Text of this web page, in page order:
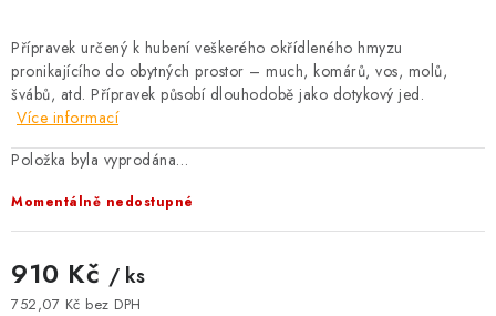
ZNAČKY
Slevy Naše prodejna
Detail objednávky
Velkoobchod
Podmínky ochrany osobních údajů
Přípravek určený k hubení veškerého okřídleného hmyzu
pronikajícího do obytných prostor – much, komárů, vos, molů,
švábů, atd. Přípravek působí dlouhodobě jako dotykový jed.
Více informací
Položka byla vyprodána…
Momentálně nedostupné
910 Kč / ks
752,07 Kč bez DPH